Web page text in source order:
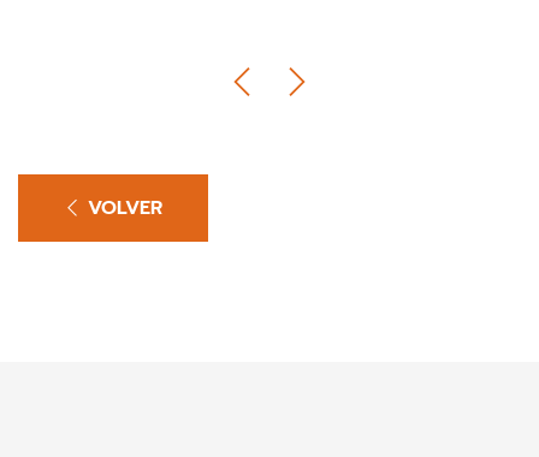
VOLVER